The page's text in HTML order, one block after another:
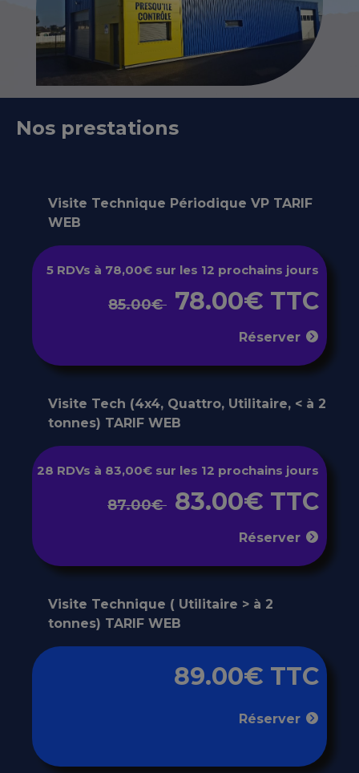
Nos prestations
Visite Technique Périodique VP TARIF
WEB
5 RDVs à 78,00€ sur les 12 prochains jours
85.00€ 78.00€ TTC
Réserver
Visite Tech (4x4, Quattro, Utilitaire, < à 2
tonnes) TARIF WEB
28 RDVs à 83,00€ sur les 12 prochains jours
87.00€ 83.00€ TTC
Réserver
Visite Technique ( Utilitaire > à 2
tonnes) TARIF WEB
89.00€ TTC
Réserver